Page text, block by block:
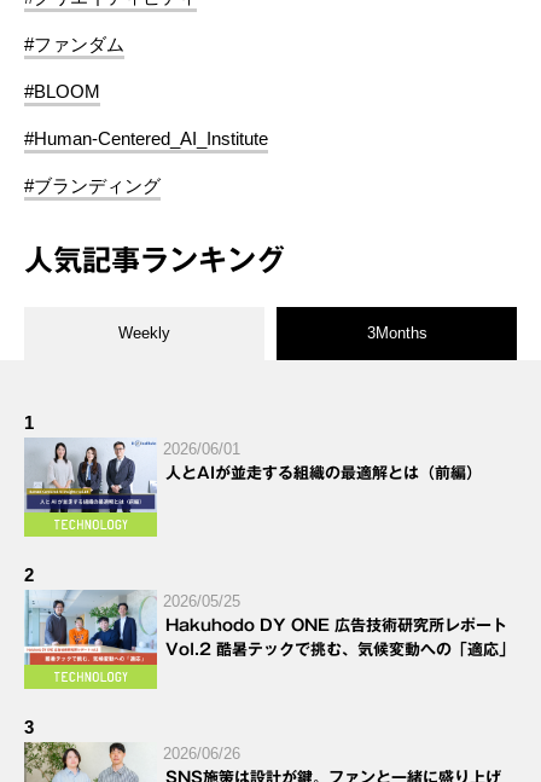
#ファンダム
#BLOOM
#Human-Centered_AI_Institute
#ブランディング
人気記事ランキング
Weekly 3Months
1
2026/06/01
人とAIが並走する組織の最適解とは（前編）
2
2026/05/25
Hakuhodo DY ONE 広告技術研究所レポート
Vol.2 酷暑テックで挑む、気候変動への「適応」
3
2026/06/26
SNS施策は設計が鍵。ファンと一緒に盛り上げ